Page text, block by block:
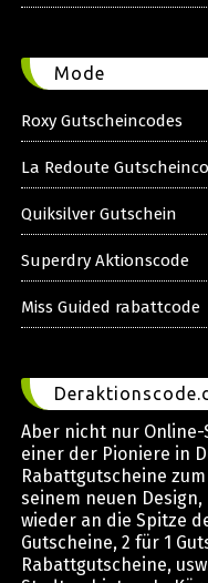
Mode
Roxy Gutscheincodes
La Redoute
Quiksilver Gutschein
Superdry Aktionscode
Miss Guided rabattcode
Aber nicht nur
einer der Pioniere in
Rabattgutscheine
seinem neuen
wieder an die Spitze
Gutscheine, 2 für 1
Rabattgutscheine,